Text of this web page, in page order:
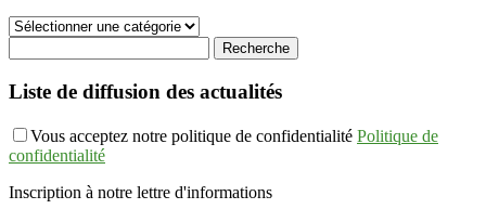
Catégories
Liste de diffusion des actualités
Vous acceptez notre politique de confidentialité Politique de
confidentialité
Inscription à notre lettre d'informations